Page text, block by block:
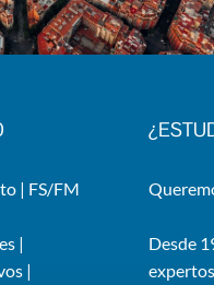
INSTALACIONES
DE ALTRAN
| FS/FM
|
|
Desde